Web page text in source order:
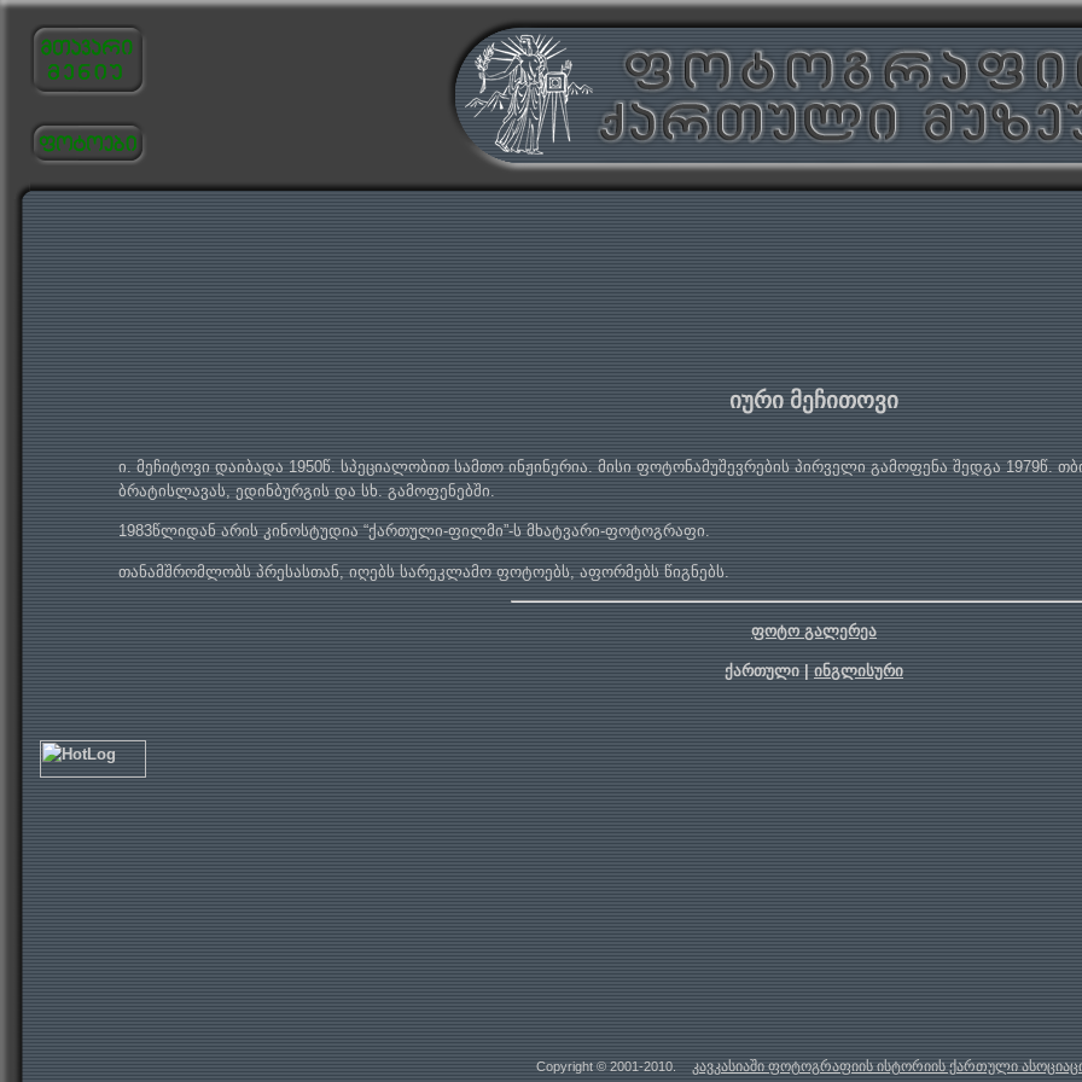
იური მეჩითოვი
ი. მეჩიტოვი დაიბადა 1950წ. სპეციალობით სამთო ინჟინერია. მისი ფოტონამუშევრების პირველი გამოფენა შედგა 1979წ.
ბრატისლავას, ედინბურგის და სხ. გამოფენებში.
1983წლიდან არის კინოსტუდია “ქართული-ფილმი”-ს მხატვარი-ფოტოგრაფი.
თანამშრომლობს პრესასთან, იღებს სარეკლამო ფოტოებს, აფორმებს წიგნებს.
ფოტო გალერეა
ქართული | ინგლისური
Copyright © 2001-2010. კავკასიაში ფოტოგრაფიის ისტორიის ქართული